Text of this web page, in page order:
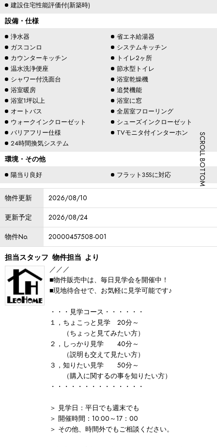
建設住宅性能評価付(新築時)
設備・仕様
浄水器
省エネ給湯器
ガスコンロ
システムキッチン
カウンターキッチン
トイレ2ヶ所
温水洗浄便座
節水型トイレ
シャワー付洗面台
浴室乾燥機
浴室暖房
追焚機能
浴室1坪以上
浴室に窓
オートバス
全居室フローリング
ウォークインクローゼット
シューズインクローゼット
バリアフリー仕様
TVモニタ付インターホン
24時間換気システム
環境・その他
陽当り良好 フラット35Sに対応
物件更新
2026/08/10
更新予定
2026/08/24
物件No.
20000457508-001
担当スタッフ 物件担当 より
／／／
■物件販売中は、毎日見学会を開催中！
■現地待合せで、お気軽に見学可能です♪
・・・見学コース・・・・・・
１，ちょこっと見学 20分～
（ちょっと見てみたい方）
２，しっかり見学 40分～
（説明も交えて見たい方）
３，知りたい見学 50分～
（購入に関するの事を知りたい方）
・・・・・・・・・・・・・・
＞ 見学日：平日でも週末でも
＞ 開催時間：10:00～17：00
＞ その他、時間外でもご相談ください。
SCROLL BOTTOM